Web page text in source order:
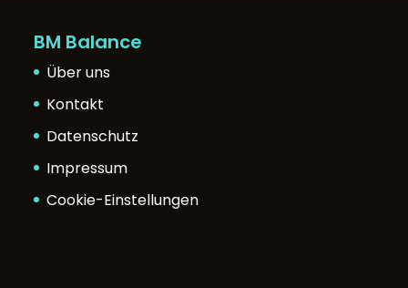
BM Balance
Über uns
Kontakt
Datenschutz
Impressum
Cookie-Einstellungen